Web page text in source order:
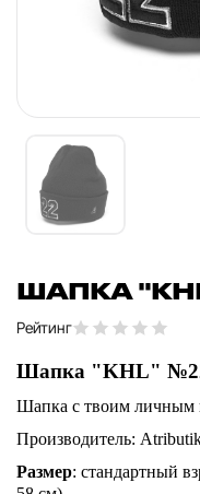
ШАПКА
Рейтинг
Шапка "KHL"
Шапка с твоим личным
Производитель:
Размер: стандартный